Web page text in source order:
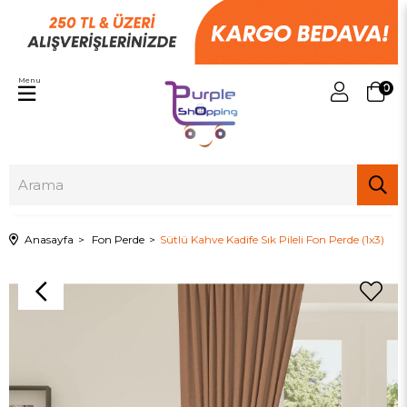
0
Menu
Anasayfa Fon Perde Sütlü Kahve Kadife Sık Pileli Fon Perde (1x3)